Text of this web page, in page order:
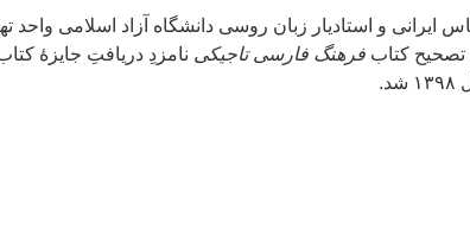
مترجم و زبان‌شناس ایرانی و استادیار زبان روسی دانشگاه
تصحیح کتاب فرهنگ فارسی تاجیکی نامزدِ دریافتِ جایزهٔ